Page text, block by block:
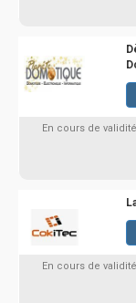
En cours de validité
En cours de validité